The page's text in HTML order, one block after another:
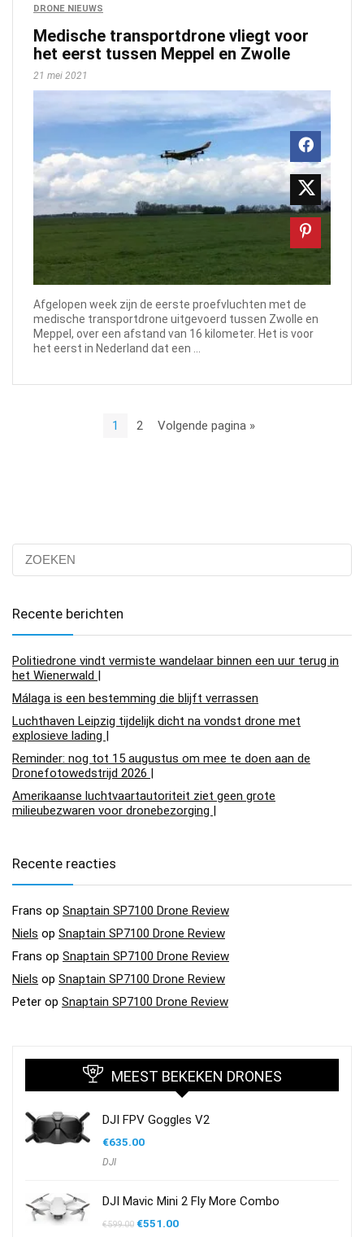
DRONE NIEUWS
Medische transportdrone vliegt voor
het eerst tussen Meppel en Zwolle
21 mei 2021
Afgelopen week zijn de eerste proefvluchten met de
medische transportdrone uitgevoerd tussen Zwolle en
Meppel, over een afstand van 16 kilometer. Het is voor
het eerst in Nederland dat een ...
1 2 Volgende pagina »
Recente berichten
Politiedrone vindt vermiste wandelaar binnen een uur terug in
het Wienerwald |
Málaga is een bestemming die blijft verrassen
Luchthaven Leipzig tijdelijk dicht na vondst drone met
explosieve lading |
Reminder: nog tot 15 augustus om mee te doen aan de
Dronefotowedstrijd 2026 |
Amerikaanse luchtvaartautoriteit ziet geen grote
milieubezwaren voor dronebezorging |
Recente reacties
Frans op Snaptain SP7100 Drone Review
Niels op Snaptain SP7100 Drone Review
Frans op Snaptain SP7100 Drone Review
Niels op Snaptain SP7100 Drone Review
Peter op Snaptain SP7100 Drone Review
MEEST BEKEKEN DRONES
DJI FPV Goggles V2
€635.00
DJI
DJI Mavic Mini 2 Fly More Combo
€599.00 Oorspronkelijke
€551.00Huidige